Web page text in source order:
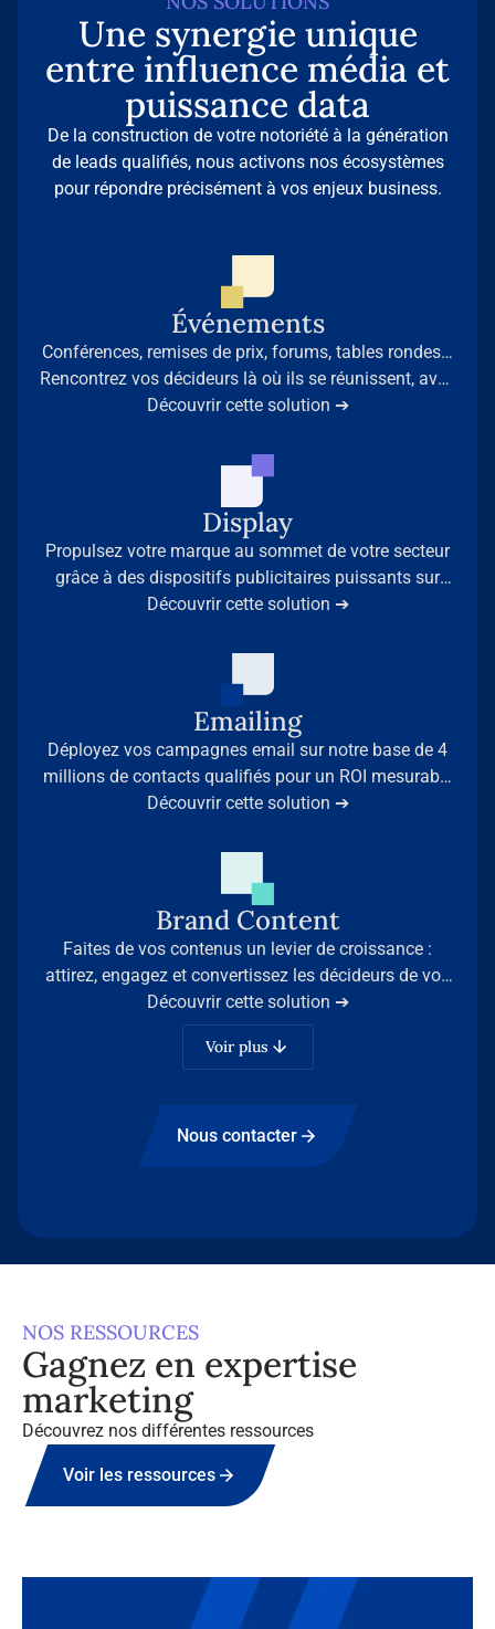
Une synergie unique
entre influence média et
puissance data
De la construction de votre notoriété à la génération
de leads qualifiés, nous activons nos écosystèmes
pour répondre précisément à vos enjeux business.
Événements
Conférences, remises de prix, forums, tables rondes…
Rencontrez vos décideurs là où ils se réunissent, avec
la légitimité des médias professionnels de référence.
Découvrir cette solution ➔
Display
Propulsez votre marque au sommet de votre secteur
grâce à des dispositifs publicitaires puissants sur
nos 35 sites médias leaders.
Découvrir cette solution ➔
Emailing
Déployez vos campagnes email sur notre base de 4
millions de contacts qualifiés pour un ROI mesurable
et des résultats immédiats.
Découvrir cette solution ➔
Brand Content
Faites de vos contenus un levier de croissance :
attirez, engagez et convertissez les décideurs de vos
secteurs grâce à l’expertise d’Infopro Digital Stories.
Découvrir cette solution ➔
Voir plus
Nous contacter
NOS RESSOURCES
Gagnez en expertise
marketing
Découvrez nos différentes ressources
Voir les ressources